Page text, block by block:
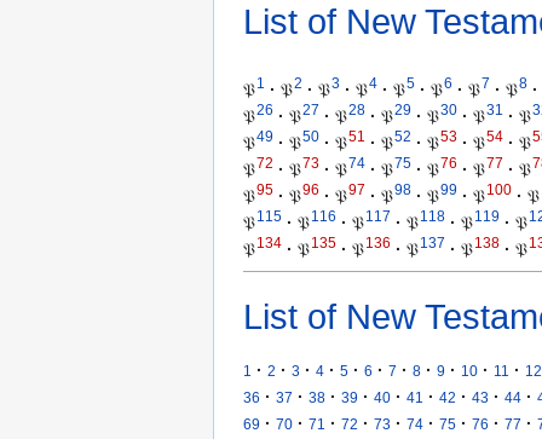
List of New
𝔓1 · 𝔓2 · 𝔓3 · 𝔓4 · 𝔓5 · 𝔓6 · 𝔓7 · 𝔓8 ·
𝔓26 · 𝔓27 · 𝔓28 · 𝔓29 · 𝔓30 · 𝔓31 · 𝔓
𝔓49 · 𝔓50 · 𝔓51 · 𝔓52 · 𝔓53 · 𝔓54 · 𝔓
𝔓72 · 𝔓73 · 𝔓74 · 𝔓75 · 𝔓76 · 𝔓77 · 𝔓
𝔓95 · 𝔓96 · 𝔓97 · 𝔓98 · 𝔓99 · 𝔓100 · 𝔓
𝔓115 · 𝔓116 · 𝔓117 · 𝔓118 · 𝔓119 · 𝔓
𝔓134 · 𝔓135 · 𝔓136 · 𝔓137 · 𝔓138 · 𝔓
List of New
1 · 2 · 3 · 4 · 5 · 6 · 7 · 8 · 9 · 10 · 11 · 12
36 · 37 · 38 · 39 · 40 · 41 · 42 · 43 · 44 ·
69 · 70 · 71 · 72 · 73 · 74 · 75 · 76 · 77 ·